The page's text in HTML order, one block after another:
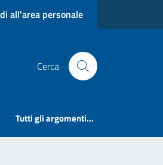
all'area personale
Cerca
Tutti gli argomenti...